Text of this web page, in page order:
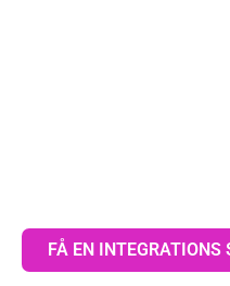
FÅ EN INTEGRATIONS